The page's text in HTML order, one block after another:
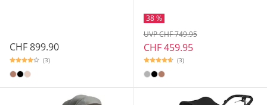
CHF 899.90
(3)
38 %
CHF 459.95
UVP CHF 749.95
(3)